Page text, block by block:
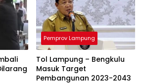
Pemprov Lampung
Tol Lampung – Bengkulu
Masuk Target
Pembangunan 2023-2043